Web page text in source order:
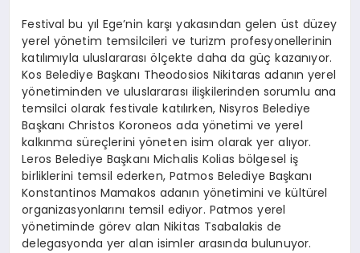
Festival bu yıl Ege’nin karşı yakasından gelen üst düzey
yerel yönetim temsilcileri ve turizm profesyonellerinin
katılımıyla uluslararası ölçekte daha da güç kazanıyor.
Kos Belediye Başkanı Theodosios Nikitaras adanın yerel
yönetiminden ve uluslararası ilişkilerinden sorumlu ana
temsilci olarak festivale katılırken, Nisyros Belediye
Başkanı Christos Koroneos ada yönetimi ve yerel
kalkınma süreçlerini yöneten isim olarak yer alıyor.
Leros Belediye Başkanı Michalis Kolias bölgesel iş
birliklerini temsil ederken, Patmos Belediye Başkanı
Konstantinos Mamakos adanın yönetimini ve kültürel
organizasyonlarını temsil ediyor. Patmos yerel
yönetiminde görev alan Nikitas Tsabalakis de
delegasyonda yer alan isimler arasında bulunuyor.